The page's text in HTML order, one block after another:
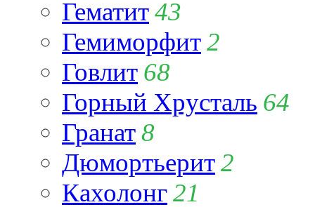
Гематит43
Гемиморфит2
Говлит 68
Горный Хрусталь 64
Гранат8
Дюмортьерит2
Кахолонг21